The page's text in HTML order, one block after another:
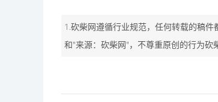
1.砍柴网遵循行业规范，任何转载的稿
和"来源：砍柴网"，不尊重原创的行为砍